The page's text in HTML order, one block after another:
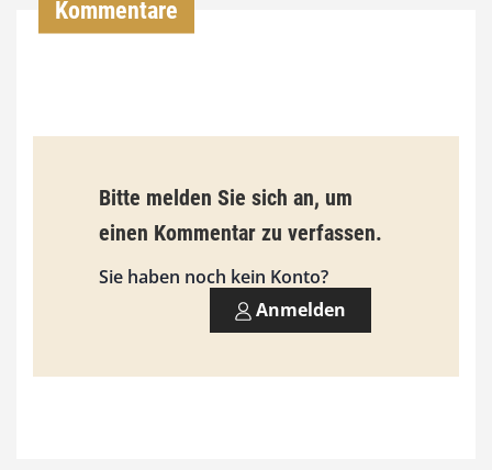
9
3
0
0
Kommentare
Bitte melden Sie sich an, um
einen Kommentar zu verfassen.
Sie haben noch kein Konto?
Anmelden